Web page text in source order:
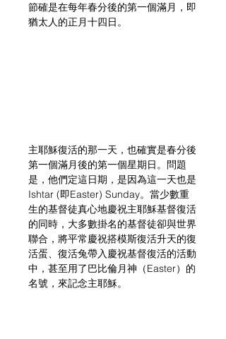
節確是在每年春分後的第一個滿月，即
猶太人的正月十四日。
主耶穌復活的那一天，也確實是春分後
第一個滿月後的第一個星期日。問題
是，他們定這日期，是因為這一天也是
Ishtar (即Easter) Sunday。當少數重
生的基督徒真心地慶祝主耶穌基督復活
的同時，大多數掛名的基督徒卻與世界
聯合，將平常慶祝搭模斯復活升天的復
活蛋、復活兔帶入慶祝基督復活的活動
中，甚至用了巴比倫月神（Easter）的
名號，來記念主耶穌。